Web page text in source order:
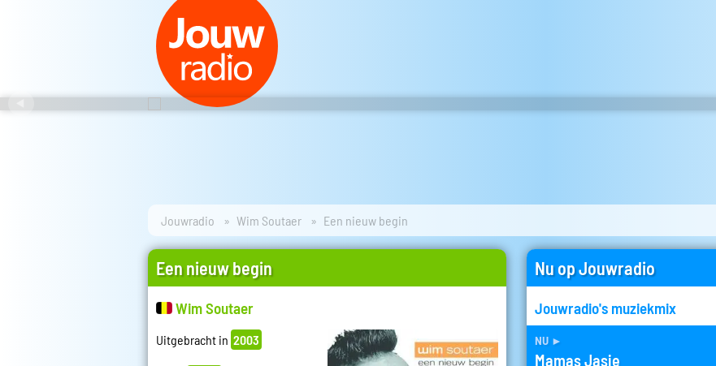
Jouwradio Wim Soutaer Een nieuw begin
Een nieuw begin
Wim Soutaer
Uitgebracht in 2003
Nu op Jouwradio
Jouwradio's muziekmix
nu ►
Mamas Jasje